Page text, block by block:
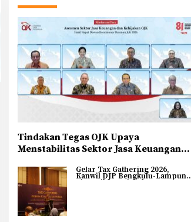
Tindakan Tegas OJK Upaya
Menstabilitas Sektor Jasa Keuangan
Penguatan Sektor Keuangan
Gelar Tax Gathering 2026,
Kanwil DJP Bengkulu-Lampung
Sinergikan Pajak dan